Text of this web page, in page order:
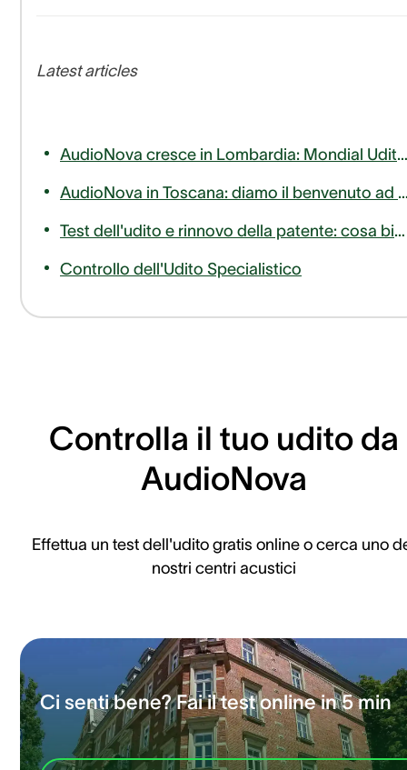
Latest articles
AudioNova cresce in Lombardia: Mondial Udito entra a far parte del nostro gruppo!
AudioNova in Toscana: diamo il benvenuto ad
Test dell'udito e rinnovo della patente: cosa bisogna sapere
Controllo dell'Udito Specialistico
Controlla il tuo udito da
AudioNova
Effettua un test dell'udito gratis online o cerca uno
nostri centri acustici
Ci senti bene? Fai il test online in 5 min